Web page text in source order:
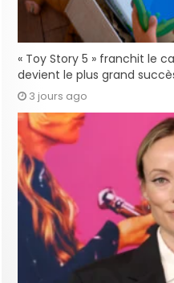
« Toy Story 5 » franchit le
devient le plus grand
3 jours ago